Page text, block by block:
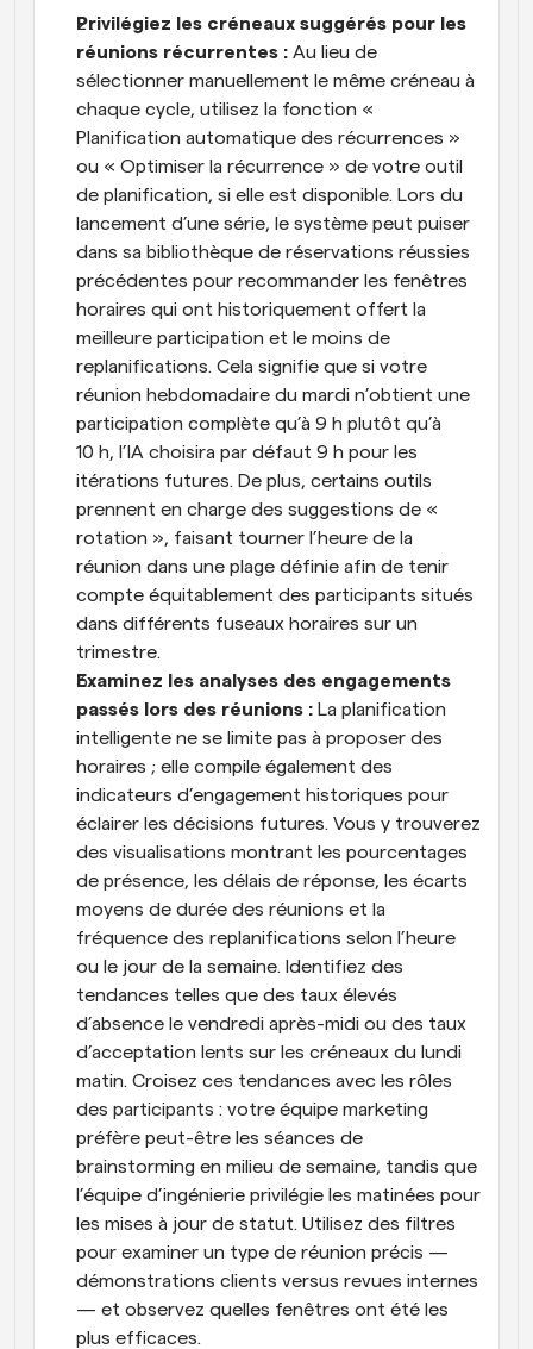
Privilégiez les créneaux suggérés pour les
réunions récurrentes : Au lieu de
sélectionner manuellement le même créneau à
chaque cycle, utilisez la fonction «
Planification automatique des récurrences »
ou « Optimiser la récurrence » de votre outil
de planification, si elle est disponible. Lors du
lancement d’une série, le système peut puiser
dans sa bibliothèque de réservations réussies
précédentes pour recommander les fenêtres
horaires qui ont historiquement offert la
meilleure participation et le moins de
replanifications. Cela signifie que si votre
réunion hebdomadaire du mardi n’obtient une
participation complète qu’à 9 h plutôt qu’à
10 h, l’IA choisira par défaut 9 h pour les
itérations futures. De plus, certains outils
prennent en charge des suggestions de «
rotation », faisant tourner l’heure de la
réunion dans une plage définie afin de tenir
compte équitablement des participants situés
dans différents fuseaux horaires sur un
trimestre.
Examinez les analyses des engagements
passés lors des réunions : La planification
intelligente ne se limite pas à proposer des
horaires ; elle compile également des
indicateurs d’engagement historiques pour
éclairer les décisions futures. Vous y trouverez
des visualisations montrant les pourcentages
de présence, les délais de réponse, les écarts
moyens de durée des réunions et la
fréquence des replanifications selon l’heure
ou le jour de la semaine. Identifiez des
tendances telles que des taux élevés
d’absence le vendredi après-midi ou des taux
d’acceptation lents sur les créneaux du lundi
matin. Croisez ces tendances avec les rôles
des participants : votre équipe marketing
préfère peut-être les séances de
brainstorming en milieu de semaine, tandis que
l’équipe d’ingénierie privilégie les matinées pour
les mises à jour de statut. Utilisez des filtres
pour examiner un type de réunion précis —
démonstrations clients versus revues internes
— et observez quelles fenêtres ont été les
plus efficaces.